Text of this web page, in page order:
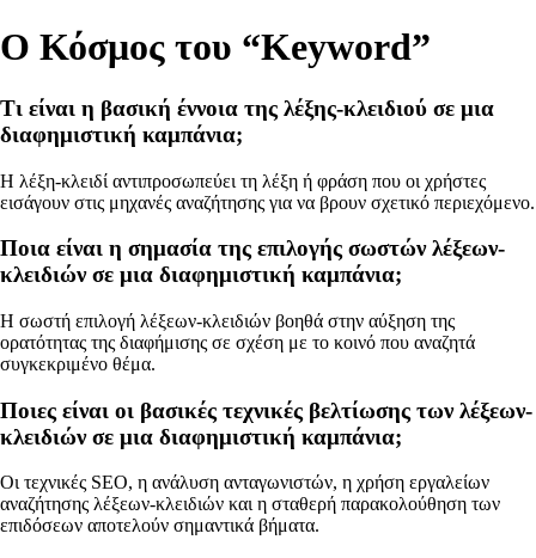
Ο Κόσμος του “Keyword”
Τι είναι η βασική έννοια της λέξης-κλειδιού σε μια
διαφημιστική καμπάνια;
Η λέξη-κλειδί αντιπροσωπεύει τη λέξη ή φράση που οι χρήστες
εισάγουν στις μηχανές αναζήτησης για να βρουν σχετικό περιεχόμενο.
Ποια είναι η σημασία της επιλογής σωστών λέξεων-
κλειδιών σε μια διαφημιστική καμπάνια;
Η σωστή επιλογή λέξεων-κλειδιών βοηθά στην αύξηση της
ορατότητας της διαφήμισης σε σχέση με το κοινό που αναζητά
συγκεκριμένο θέμα.
Ποιες είναι οι βασικές τεχνικές βελτίωσης των λέξεων-
κλειδιών σε μια διαφημιστική καμπάνια;
Οι τεχνικές SEO, η ανάλυση ανταγωνιστών, η χρήση εργαλείων
αναζήτησης λέξεων-κλειδιών και η σταθερή παρακολούθηση των
επιδόσεων αποτελούν σημαντικά βήματα.